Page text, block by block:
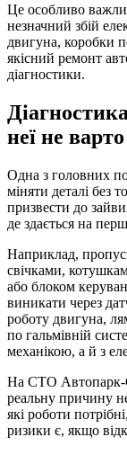
Це особливо
незначний збій
двигуна, коробки
якісний ремонт
діагностики.
неї не
Одна з головних
міняти деталі без
призвести до
де здається на
Наприклад,
свічками,
або блоком
виникати через
роботу двигуна,
по гальмівній
механікою, а й з
На СТО Автопарк-
реальну причину
які роботи
ризики є, якщо